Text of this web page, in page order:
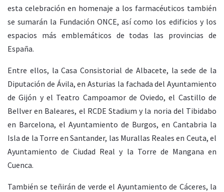
esta celebración en homenaje a los farmacéuticos también
se sumarán la Fundación ONCE, así como los edificios y los
espacios más emblemáticos de todas las provincias de
España.
Entre ellos, la Casa Consistorial de Albacete, la sede de la
Diputación de Ávila, en Asturias la fachada del Ayuntamiento
de Gijón y el Teatro Campoamor de Oviedo, el Castillo de
Bellver en Baleares, el RCDE Stadium y la noria del Tibidabo
en Barcelona, el Ayuntamiento de Burgos, en Cantabria la
Isla de la Torre en Santander, las Murallas Reales en Ceuta, el
Ayuntamiento de Ciudad Real y la Torre de Mangana en
Cuenca.
También se teñirán de verde el Ayuntamiento de Cáceres, la